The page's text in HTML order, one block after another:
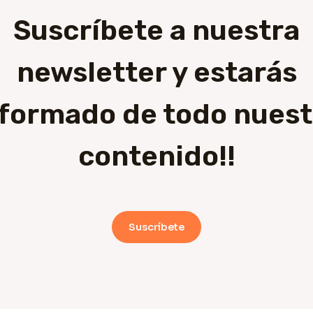
Suscríbete a nuestra
newsletter y estarás
de todo
contenido!!
Suscríbete